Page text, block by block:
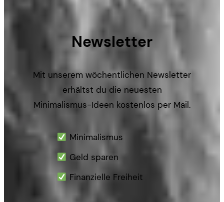
Newsletter
Mit unserem wöchentlichen Newsletter
erhältst du die neuesten
Minimalismus-Ideen kostenlos per Mail.
Minimalismus
Geld sparen
Finanzielle Freiheit